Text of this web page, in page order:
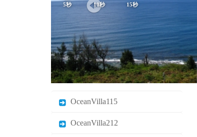
5秒 10秒 15秒
OceanVilla115
OceanVilla212